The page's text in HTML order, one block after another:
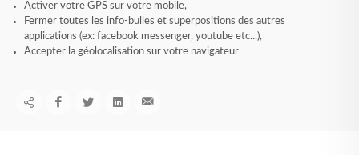
Activer votre GPS sur votre mobile,
Fermer toutes les info-bulles et superpositions des autres
applications (ex: facebook messenger, youtube etc...),
Accepter la géolocalisation sur votre navigateur